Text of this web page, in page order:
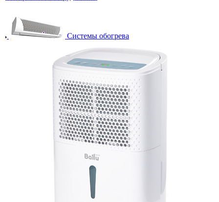
Системы обогрева